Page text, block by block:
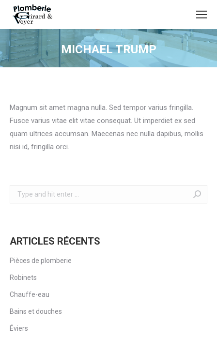
MICHAEL TRUMP
You are here:
Magnum sit amet magna nulla. Sed tempor varius fringilla.
Fusce varius vitae elit vitae consequat. Ut imperdiet ex sed
quam ultrices accumsan. Maecenas nec nulla dapibus, mollis
nisi id, fringilla orci.
Search:
ARTICLES RÉCENTS
Pièces de plomberie
Robinets
Chauffe-eau
Bains et douches
Éviers